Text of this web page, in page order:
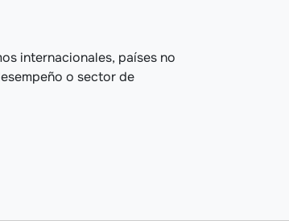
internacionales, países no
o sector de